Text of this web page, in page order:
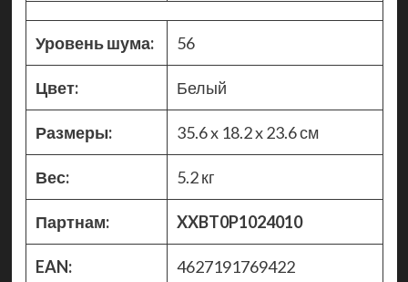
Уровень шума: 56
Цвет: Белый
Размеры: 35.6 x 18.2 x 23.6 см
Вес: 5.2 кг
Партнам: XXBT0P1024010
EAN: 4627191769422